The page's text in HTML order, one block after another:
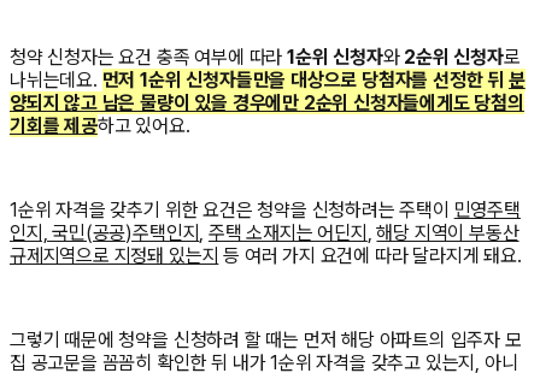
청약 신청자는 요건 충족 여부에 따라 1순위 신청자와 2순위 신청자로
나뉘는데요. 먼저 1순위 신청자들만을 대상으로 당첨자를 선정한 뒤 분
양되지 않고 남은 물량이 있을 경우에만 2순위 신청자들에게도 당첨의
기회를 제공하고 있어요.
1순위 자격을 갖추기 위한 요건은 청약을 신청하려는 주택이 민영주택
인지, 국민(공공)주택인지, 주택 소재지는 어딘지,해당 지역이 부동산
규제지역으로 지정돼 있는지 등 여러 가지 요건에 따라 달라지게 돼요.
그렇기 때문에 청약을 신청하려 할 때는 먼저 해당 아파트의 입주자 모
집 공고문을 꼼꼼히 확인한 뒤 내가 1순위 자격을 갖추고 있는지, 아니